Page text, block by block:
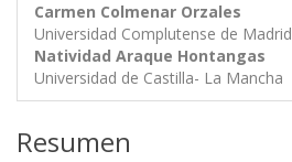
Carmen Colmenar Orzales
Universidad Complutense de Madrid
Natividad Araque Hontangas
Universidad de Castilla- La Mancha
Resumen